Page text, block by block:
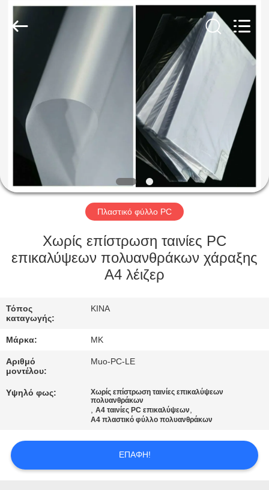
ΠΡΟΪΌΝΤΑ
ΒΊΝΤΕΟ
ΣΧΕΤΙΚΆ
ΜΕ
ΕΠΙΣΚΕΨΉ
ΕΡΓΟΣΤΑΣΊΟΥ
ΈΛΕΓΧΟΣ
ΠΟΙΌΤΗΤΑΣ
ΕΠΙΚΟΙΝΩΝΉΣΤΕ
ΜΑΖΊ
ΕΙΔΉΣΕΙΣ
Material
(Tianjin)
Limited.
Πλαστικό φύλλο PC
Χωρίς επίστρωση ταινίες PC
επικαλύψεων πολυανθράκων χάραξης
A4 λέιζερ
Τόπος
καταγωγής:
ΚΙΝΑ
Μάρκα: MK
Αριθμό
μοντέλου:
Muo-PC-LE
Υψηλό φως:
Χωρίς επίστρωση ταινίες επικαλύψεων
πολυανθράκων
,A4 ταινίες PC επικαλύψεων,
A4 πλαστικό φύλλο πολυανθράκων
ΕΠΑΦΉ!